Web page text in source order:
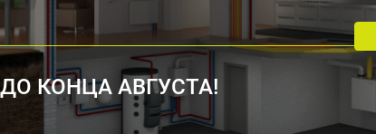
КОНЦА АВГУСТА!